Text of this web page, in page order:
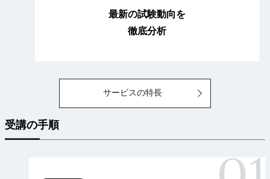
最新の試験動向を
徹底分析
サービスの特長
受講の手順